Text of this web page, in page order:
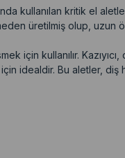
kullanılan kritik el
üretilmiş olup, uzun
için kullanılır.
idealdir. Bu aletler, diş